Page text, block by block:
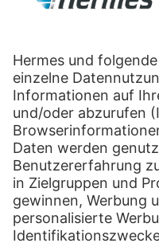
Paketversand in
Hermes unterhält in
Netzwerk von
und für den privaten
Erfahren Sie mehr über
weiter
Drucken
Tools & Services